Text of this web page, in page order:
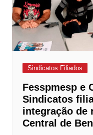
Sindicatos Filiados
Fesspmesp e
Sindicatos
integração de
Central de